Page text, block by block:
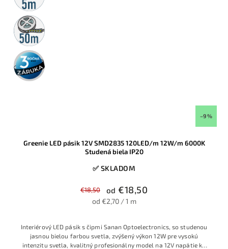
50m
rolka
3 roky
záruka
–9 %
Greenie LED pásik 12V SMD2835 120LED/m 12W/m 6000K
Studená biela IP20
✅ SKLADOM
€18,50 od €18,50
od €2,70 / 1 m
Interiérový LED pásik s čipmi Sanan Optoelectronics, so studenou
jasnou bielou farbou svetla, zvýšený výkon 12W pre vysokú
intenzitu svetla, kvalitný profesionálny model na 12V napätie ku